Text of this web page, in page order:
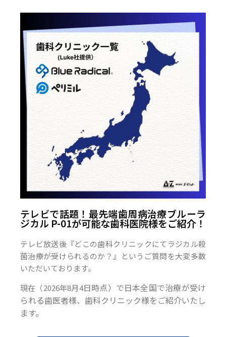
テレビで話題！最先端歯周病治療ブルーラ
ジカル P-01が可能な歯科医院様をご紹介！
テレビ放送後『どこの歯科クリニックにてラジカル殺
菌治療が受けられるのか？』というご質問を大変多数
いただいております。
現在（2026年8月4日時点）で日本全国で治療が受け
られる歯医者様、歯科クリニック様をご紹介いたし
ます。